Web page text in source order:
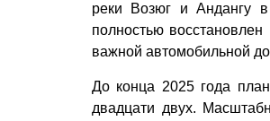
реки Возюг и Андангу
полностью
важной автомобильной
До конца 2025 года
двадцати двух.